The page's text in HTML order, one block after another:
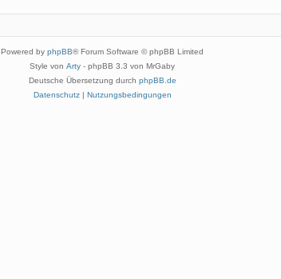
Powered by phpBB® Forum Software © phpBB Limited
Style von Arty - phpBB 3.3 von MrGaby
Deutsche Übersetzung durch phpBB.de
Datenschutz| Nutzungsbedingungen